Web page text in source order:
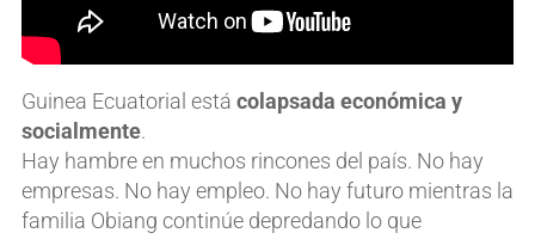
Guinea Ecuatorial está colapsada económica y
socialmente.
Hay hambre en muchos rincones del país. No hay
empresas. No hay empleo. No hay futuro mientras la
familia Obiang continúe depredando lo que